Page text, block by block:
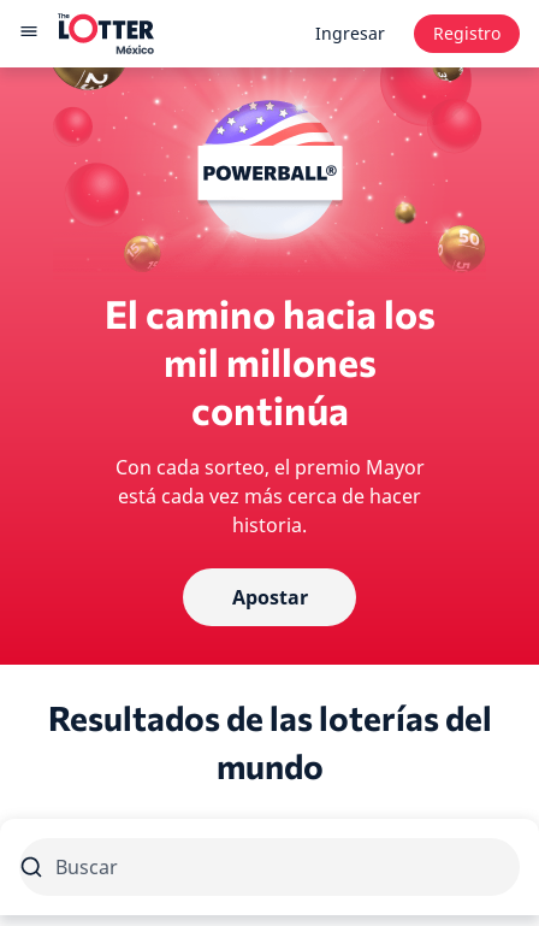
Ingresar Registro
El camino hacia los
mil millones
continúa
Con cada sorteo, el premio Mayor
está cada vez más cerca de hacer
historia.
Apostar
Resultados de las loterías del
mundo